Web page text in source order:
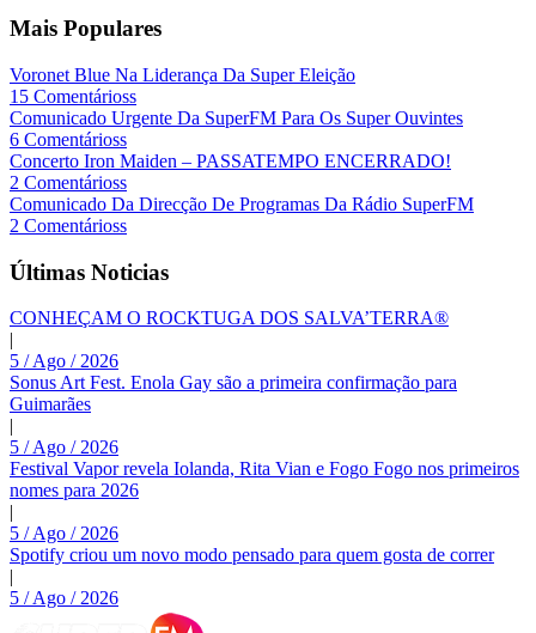
Mais Populares
Voronet Blue Na Liderança Da Super Eleição
15 Comentárioss
Comunicado Urgente Da SuperFM Para Os Super Ouvintes
6 Comentárioss
Concerto Iron Maiden – PASSATEMPO ENCERRADO!
2 Comentárioss
Comunicado Da Direcção De Programas Da Rádio SuperFM
2 Comentárioss
Últimas Noticias
CONHEÇAM O ROCKTUGA DOS SALVA’TERRA®
|
5 / Ago / 2026
Sonus Art Fest. Enola Gay são a primeira confirmação para
Guimarães
|
5 / Ago / 2026
Festival Vapor revela Iolanda, Rita Vian e Fogo Fogo nos primeiros
nomes para 2026
|
5 / Ago / 2026
Spotify criou um novo modo pensado para quem gosta de correr
|
5 / Ago / 2026